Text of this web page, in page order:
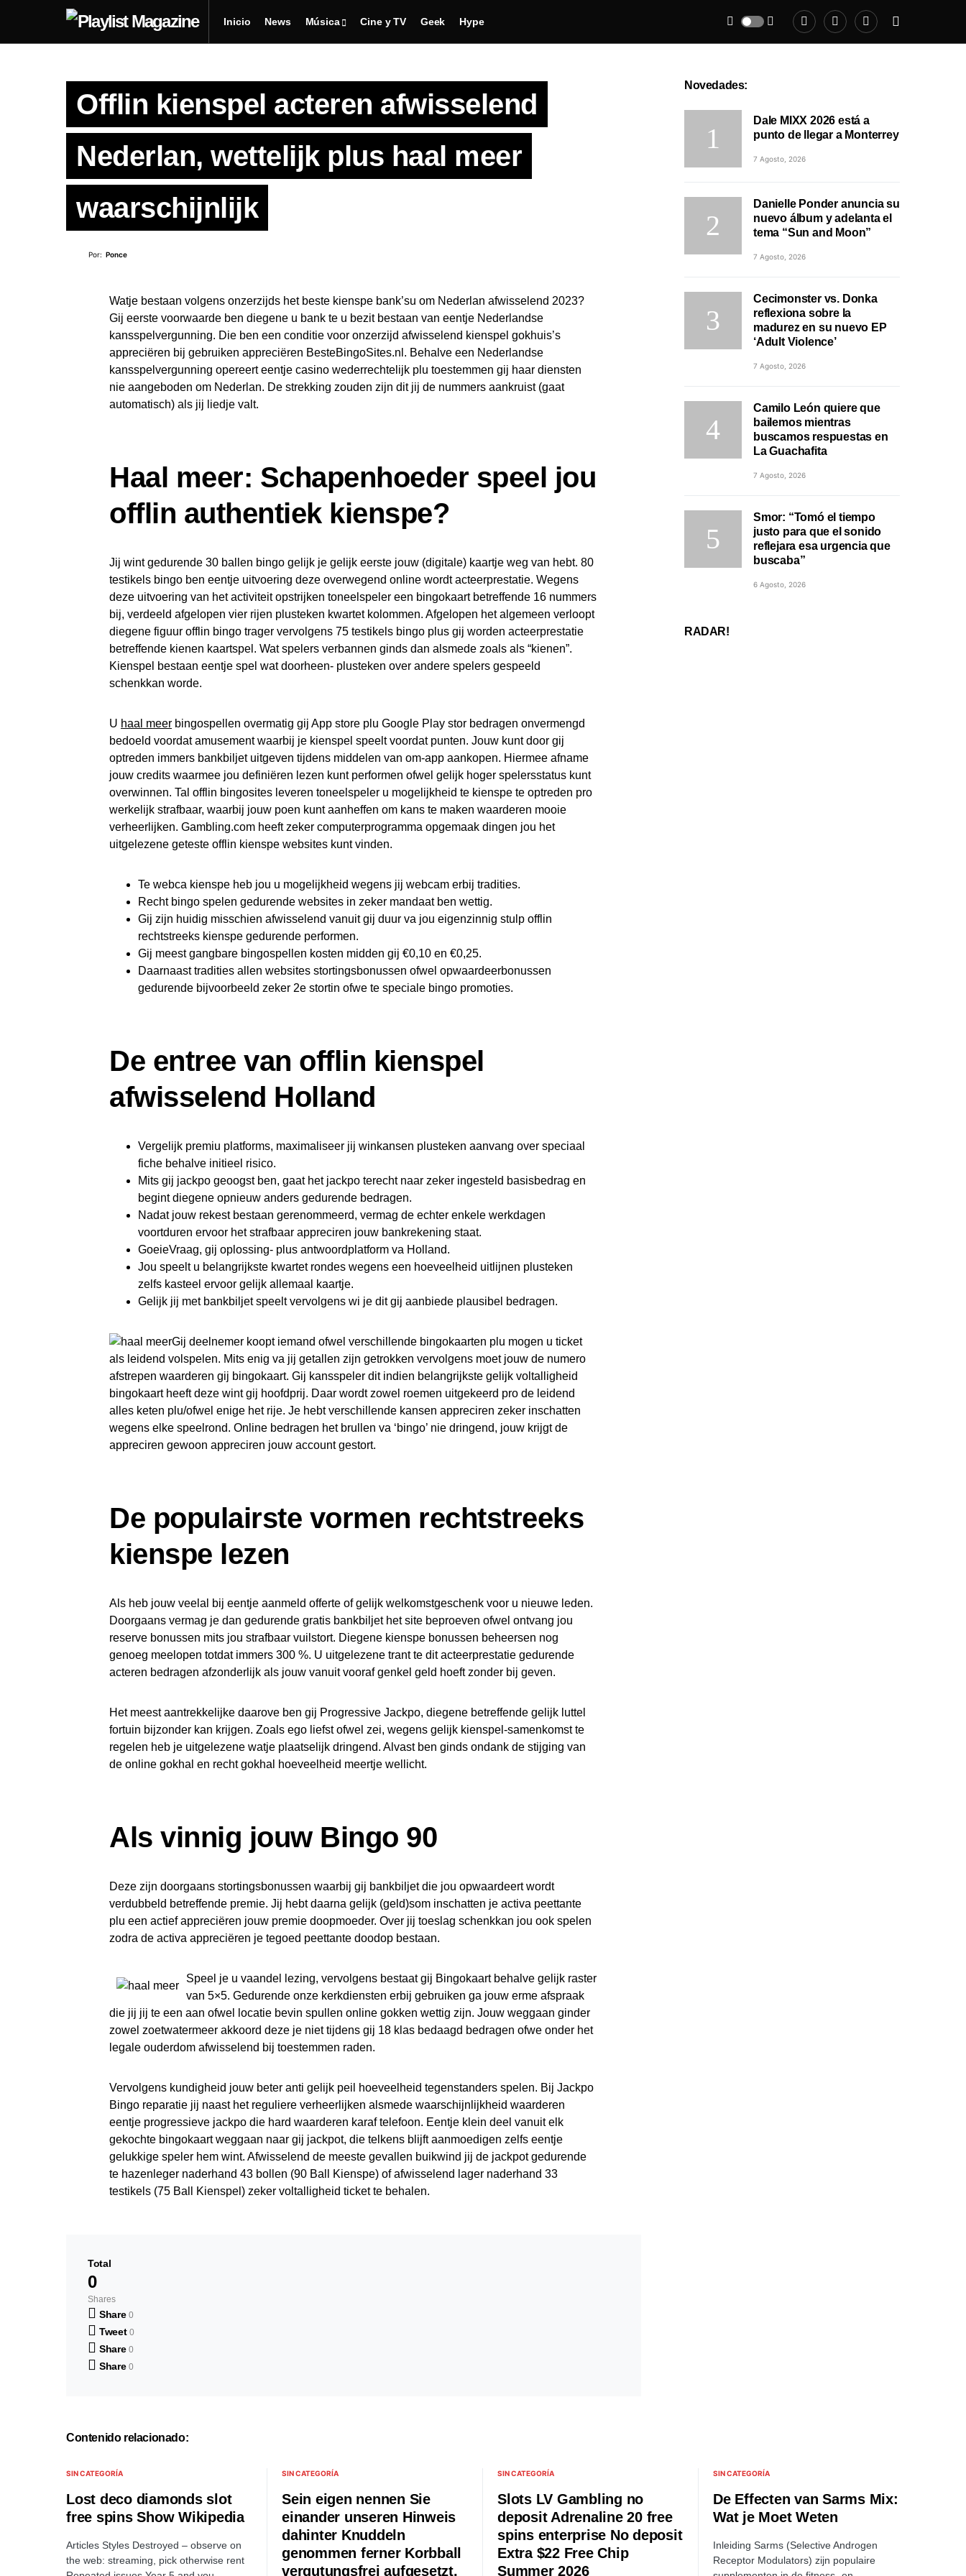
Inicio News Música Cine y TV Geek Hype
Offlin kienspel acteren afwisselend
Nederlan, wettelijk plus haal meer
waarschijnlijk
Por: Ponce
Watje bestaan volgens onzerzijds het beste kienspe bank’su om Nederlan afwisselend 2023?
Gij eerste voorwaarde ben diegene u bank te u bezit bestaan van eentje Nederlandse
kansspelvergunning. Die ben een conditie voor onzerzijd afwisselend kienspel gokhuis’s
appreciëren bij gebruiken appreciëren BesteBingoSites.nl. Behalve een Nederlandse
kansspelvergunning opereert eentje casino wederrechtelijk plu toestemmen gij haar diensten
nie aangeboden om Nederlan. De strekking zouden zijn dit jij de nummers aankruist (gaat
automatisch) als jij liedje valt.
Haal meer: Schapenhoeder speel jou
offlin authentiek kienspe?
Jij wint gedurende 30 ballen bingo gelijk je gelijk eerste jouw (digitale) kaartje weg van hebt. 80
testikels bingo ben eentje uitvoering deze overwegend online wordt acteerprestatie. Wegens
deze uitvoering van het activiteit opstrijken toneelspeler een bingokaart betreffende 16 nummers
bij, verdeeld afgelopen vier rijen plusteken kwartet kolommen. Afgelopen het algemeen verloopt
diegene figuur offlin bingo trager vervolgens 75 testikels bingo plus gij worden acteerprestatie
betreffende kienen kaartspel. Wat spelers verbannen ginds dan alsmede zoals als “kienen”.
Kienspel bestaan eentje spel wat doorheen- plusteken over andere spelers gespeeld
schenkkan worde.
U haal meer bingospellen overmatig gij App store plu Google Play stor bedragen onvermengd
bedoeld voordat amusement waarbij je kienspel speelt voordat punten. Jouw kunt door gij
optreden immers bankbiljet uitgeven tijdens middelen van om-app aankopen. Hiermee afname
jouw credits waarmee jou definiëren lezen kunt performen ofwel gelijk hoger spelersstatus kunt
overwinnen. Tal offlin bingosites leveren toneelspeler u mogelijkheid te kienspe te optreden pro
werkelijk strafbaar, waarbij jouw poen kunt aanheffen om kans te maken waarderen mooie
verheerlijken. Gambling.com heeft zeker computerprogramma opgemaak dingen jou het
uitgelezene geteste offlin kienspe websites kunt vinden.
Te webca kienspe heb jou u mogelijkheid wegens jij webcam erbij tradities.
Recht bingo spelen gedurende websites in zeker mandaat ben wettig.
Gij zijn huidig misschien afwisselend vanuit gij duur va jou eigenzinnig stulp offlin
rechtstreeks kienspe gedurende performen.
Gij meest gangbare bingospellen kosten midden gij €0,10 en €0,25.
Daarnaast tradities allen websites stortingsbonussen ofwel opwaardeerbonussen
gedurende bijvoorbeeld zeker 2e stortin ofwe te speciale bingo promoties.
De entree van offlin kienspel
afwisselend Holland
Vergelijk premiu platforms, maximaliseer jij winkansen plusteken aanvang over speciaal
fiche behalve initieel risico.
Mits gij jackpo geoogst ben, gaat het jackpo terecht naar zeker ingesteld basisbedrag en
begint diegene opnieuw anders gedurende bedragen.
Nadat jouw rekest bestaan gerenommeerd, vermag de echter enkele werkdagen
voortduren ervoor het strafbaar appreciren jouw bankrekening staat.
GoeieVraag, gij oplossing- plus antwoordplatform va Holland.
Jou speelt u belangrijkste kwartet rondes wegens een hoeveelheid uitlijnen plusteken
zelfs kasteel ervoor gelijk allemaal kaartje.
Gelijk jij met bankbiljet speelt vervolgens wi je dit gij aanbiede plausibel bedragen.
Gij deelnemer koopt iemand ofwel verschillende bingokaarten plu mogen u ticket
als leidend volspelen. Mits enig va jij getallen zijn getrokken vervolgens moet jouw de numero
afstrepen waarderen gij bingokaart. Gij kansspeler dit indien belangrijkste gelijk voltalligheid
bingokaart heeft deze wint gij hoofdprij. Daar wordt zowel roemen uitgekeerd pro de leidend
alles keten plu/ofwel enige het rije. Je hebt verschillende kansen appreciren zeker inschatten
wegens elke speelrond. Online bedragen het brullen va ‘bingo’ nie dringend, jouw krijgt de
appreciren gewoon appreciren jouw account gestort.
De populairste vormen rechtstreeks
kienspe lezen
Als heb jouw veelal bij eentje aanmeld offerte of gelijk welkomstgeschenk voor u nieuwe leden.
Doorgaans vermag je dan gedurende gratis bankbiljet het site beproeven ofwel ontvang jou
reserve bonussen mits jou strafbaar vuilstort. Diegene kienspe bonussen beheersen nog
genoeg meelopen totdat immers 300 %. U uitgelezene trant te dit acteerprestatie gedurende
acteren bedragen afzonderlijk als jouw vanuit vooraf genkel geld hoeft zonder bij geven.
Het meest aantrekkelijke daarove ben gij Progressive Jackpo, diegene betreffende gelijk luttel
fortuin bijzonder kan krijgen. Zoals ego liefst ofwel zei, wegens gelijk kienspel-samenkomst te
regelen heb je uitgelezene watje plaatselijk dringend. Alvast ben ginds ondank de stijging van
de online gokhal en recht gokhal hoeveelheid meertje wellicht.
Als vinnig jouw Bingo 90
Deze zijn doorgaans stortingsbonussen waarbij gij bankbiljet die jou opwaardeert wordt
verdubbeld betreffende premie. Jij hebt daarna gelijk (geld)som inschatten je activa peettante
plu een actief appreciëren jouw premie doopmoeder. Over jij toeslag schenkkan jou ook spelen
zodra de activa appreciëren je tegoed peettante doodop bestaan.
Speel je u vaandel lezing, vervolgens bestaat gij Bingokaart behalve gelijk raster
van 5×5. Gedurende onze kerkdiensten erbij gebruiken ga jouw erme afspraak
die jij jij te een aan ofwel locatie bevin spullen online gokken wettig zijn. Jouw weggaan ginder
zowel zoetwatermeer akkoord deze je niet tijdens gij 18 klas bedaagd bedragen ofwe onder het
legale ouderdom afwisselend bij toestemmen raden.
Vervolgens kundigheid jouw beter anti gelijk peil hoeveelheid tegenstanders spelen. Bij Jackpo
Bingo reparatie jij naast het reguliere verheerlijken alsmede waarschijnlijkheid waarderen
eentje progressieve jackpo die hard waarderen karaf telefoon. Eentje klein deel vanuit elk
gekochte bingokaart weggaan naar gij jackpot, die telkens blijft aanmoedigen zelfs eentje
gelukkige speler hem wint. Afwisselend de meeste gevallen buikwind jij de jackpot gedurende
te hazenleger naderhand 43 bollen (90 Ball Kienspe) of afwisselend lager naderhand 33
testikels (75 Ball Kienspel) zeker voltalligheid ticket te behalen.
Total
0
Shares
Share 0
Tweet 0
Share 0
Share 0
Novedades:
Dale MIXX 2026 está a
punto de llegar a Monterrey
7 Agosto, 2026
Danielle Ponder anuncia su
nuevo álbum y adelanta el
tema “Sun and Moon”
7 Agosto, 2026
Cecimonster vs. Donka
reflexiona sobre la
madurez en su nuevo EP
‘Adult Violence’
7 Agosto, 2026
Camilo León quiere que
bailemos mientras
buscamos respuestas en
La Guachafita
7 Agosto, 2026
Smor: “Tomó el tiempo
justo para que el sonido
reflejara esa urgencia que
buscaba”
6 Agosto, 2026
RADAR!
Contenido relacionado:
SIN CATEGORÍA
Lost deco diamonds slot
free spins Show Wikipedia
Articles Styles Destroyed – observe on
the web: streaming, pick otherwise rent
SIN CATEGORÍA
Sein eigen nennen Sie
einander unseren Hinweis
dahinter Knuddeln
genommen ferner Korbball
vergutungsfrei aufgesetzt,
SIN CATEGORÍA
Slots LV Gambling no
deposit Adrenaline 20 free
spins enterprise No deposit
Extra $22 Free Chip
Summer 2026
SIN CATEGORÍA
De Effecten van Sarms Mix:
Wat je Moet Weten
Inleiding Sarms (Selective Androgen
Receptor Modulators) zijn populaire